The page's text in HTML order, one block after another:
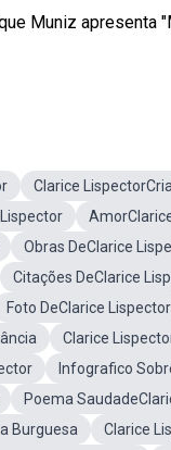
Muniz apresenta
Clarice
Obras DeClarice
Citações DeClarice
Foto DeClarice Lispector
Clarice
Infografico
Poema
Burguesa Clarice